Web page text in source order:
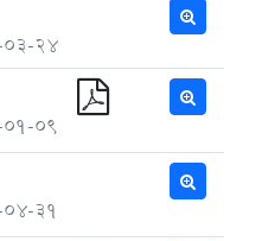
24
09
31